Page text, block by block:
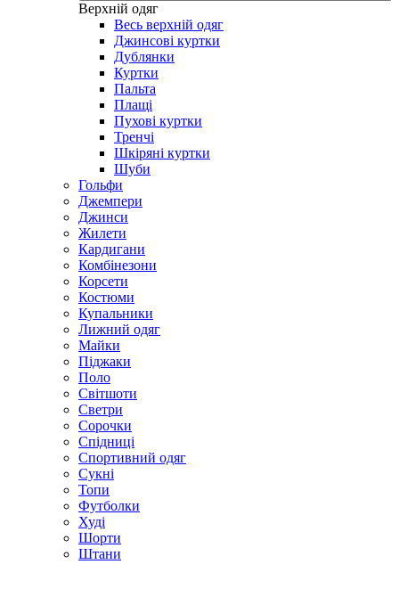
Верхній одяг
Весь верхній одяг
Джинсові куртки
Дублянки
Куртки
Пальта
Плащі
Пухові куртки
Тренчі
Шкіряні куртки
Шуби
Гольфи
Джемпери
Джинси
Жилети
Кардигани
Комбінезони
Корсети
Костюми
Купальники
Лижний одяг
Майки
Піджаки
Поло
Світшоти
Светри
Сорочки
Спідниці
Спортивний одяг
Сукні
Топи
Футболки
Худі
Шорти
Штани